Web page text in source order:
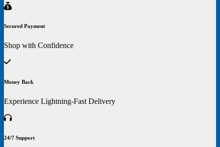
Secured Payment
Shop with Confidence
Money Back
Experience Lightning-Fast Delivery
24/7 Support